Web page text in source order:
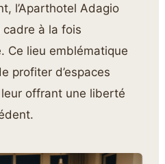
l’Aparthotel Adagio
cadre à la fois
Ce lieu emblématique
profiter d’espaces
offrant une liberté